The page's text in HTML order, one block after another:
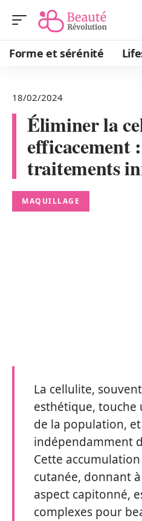
Forme et sérénité
18/02/2024
Éliminer la
efficacement
traitements
MAQUILLAGE
La cellulite,
esthétique, touche
de la population, et
indépendamment
Cette
cutanée, donnant
aspect capitonné,
complexes pour